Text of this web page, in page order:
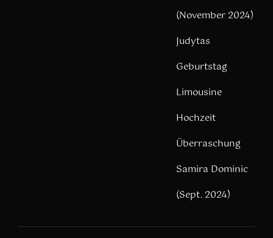
(November 2024)
Judytas
Geburtstag
Limousine
Hochzeit
Überraschung
Samira Dominic
(Sept. 2024)